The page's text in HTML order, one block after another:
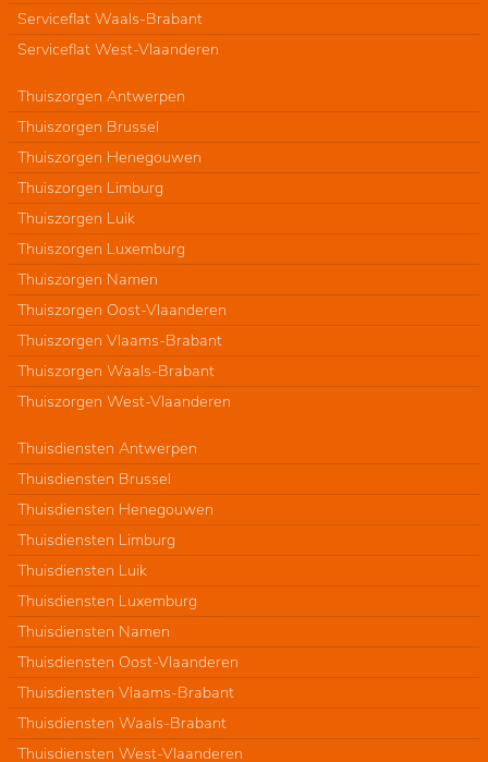
Serviceflat Waals-Brabant
Serviceflat West-Vlaanderen
Thuiszorgen Antwerpen
Thuiszorgen Brussel
Thuiszorgen Henegouwen
Thuiszorgen Limburg
Thuiszorgen Luik
Thuiszorgen Luxemburg
Thuiszorgen Namen
Thuiszorgen Oost-Vlaanderen
Thuiszorgen Vlaams-Brabant
Thuiszorgen Waals-Brabant
Thuiszorgen West-Vlaanderen
Thuisdiensten Antwerpen
Thuisdiensten Brussel
Thuisdiensten Henegouwen
Thuisdiensten Limburg
Thuisdiensten Luik
Thuisdiensten Luxemburg
Thuisdiensten Namen
Thuisdiensten Oost-Vlaanderen
Thuisdiensten Vlaams-Brabant
Thuisdiensten Waals-Brabant
Thuisdiensten West-Vlaanderen